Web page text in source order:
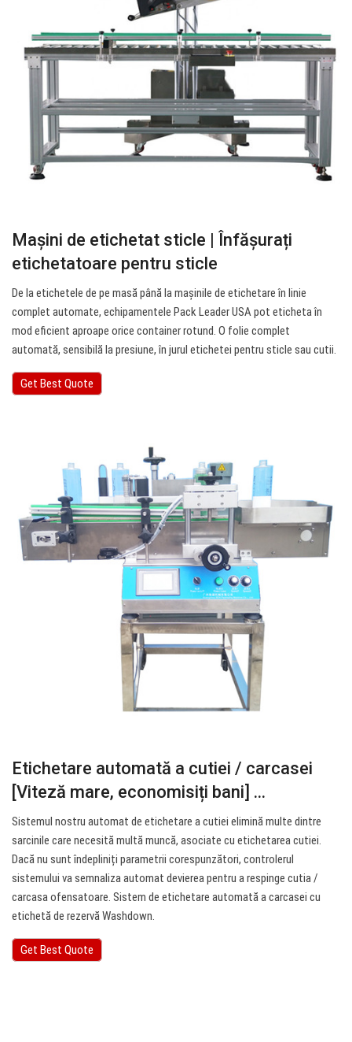
Mașini de etichetat sticle | Înfășurați
etichetatoare pentru sticle
De la etichetele de pe masă până la mașinile de etichetare în linie
complet automate, echipamentele Pack Leader USA pot eticheta în
mod eficient aproape orice container rotund. O folie complet
automată, sensibilă la presiune, în jurul etichetei pentru sticle sau cutii.
Get Best Quote
Etichetare automată a cutiei / carcasei
[Viteză mare, economisiți bani] ...
Sistemul nostru automat de etichetare a cutiei elimină multe dintre
sarcinile care necesită multă muncă, asociate cu etichetarea cutiei.
Dacă nu sunt îndepliniți parametrii corespunzători, controlerul
sistemului va semnaliza automat devierea pentru a respinge cutia /
carcasa ofensatoare. Sistem de etichetare automată a carcasei cu
etichetă de rezervă Washdown.
Get Best Quote